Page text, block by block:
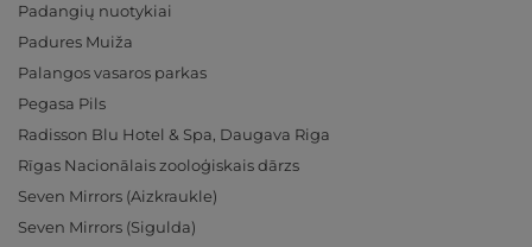
Padangių nuotykiai
Padures Muiža
Palangos vasaros parkas
Pegasa Pils
Radisson Blu Hotel & Spa, Daugava Riga
Rīgas Nacionālais zooloģiskais dārzs
Seven Mirrors (Aizkraukle)
Seven Mirrors (Sigulda)